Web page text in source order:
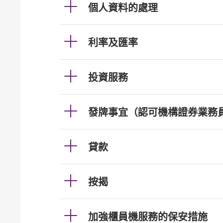
個人資料的處理
利率及匯率
投資服務
發牌事宜（認可機構證券業務
貸款
按揭
加強櫃員機服務的保安措施